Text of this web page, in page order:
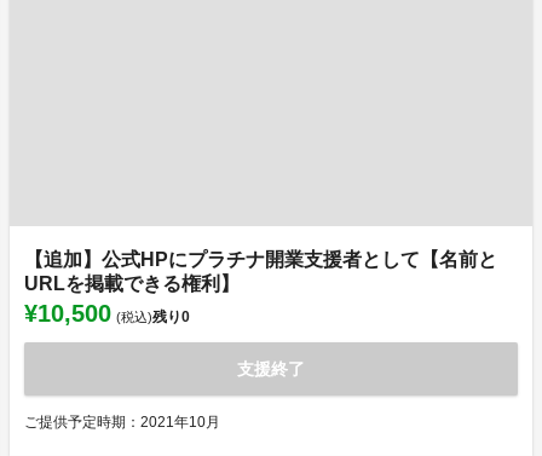
【追加】公式HPにプラチナ開業支援者として【名前と
URLを掲載できる権利】
¥10,500 (税込)残り0
支援終了
ご提供予定時期：2021年10月